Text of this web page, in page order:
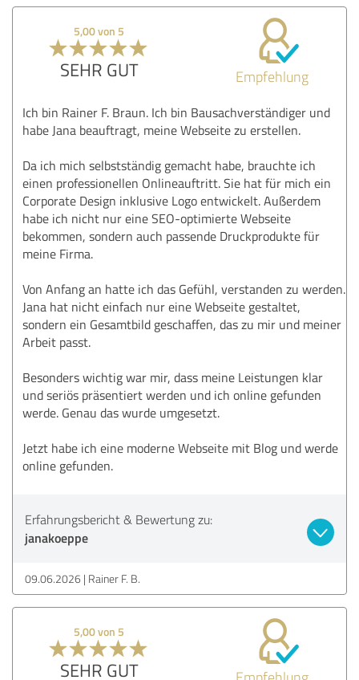
5,00 von 5
SEHR GUT Empfehlung
Ich bin Rainer F. Braun. Ich bin Bausachverständiger und
habe Jana beauftragt, meine Webseite zu erstellen.
Da ich mich selbstständig gemacht habe, brauchte ich
einen professionellen Onlineauftritt. Sie hat für mich ein
Corporate Design inklusive Logo entwickelt. Außerdem
habe ich nicht nur eine SEO-optimierte Webseite
bekommen, sondern auch passende Druckprodukte für
meine Firma.
Von Anfang an hatte ich das Gefühl, verstanden zu werden.
Jana hat nicht einfach nur eine Webseite gestaltet,
sondern ein Gesamtbild geschaffen, das zu mir und meiner
Arbeit passt.
Besonders wichtig war mir, dass meine Leistungen klar
und seriös präsentiert werden und ich online gefunden
werde. Genau das wurde umgesetzt.
Jetzt habe ich eine moderne Webseite mit Blog und werde
online gefunden.
Erfahrungsbericht & Bewertung zu:
janakoeppe
09.06.2026 Rainer F. B.
5,00 von 5
SEHR GUT